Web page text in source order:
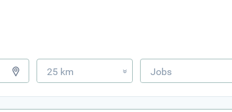
25 km » Jobs